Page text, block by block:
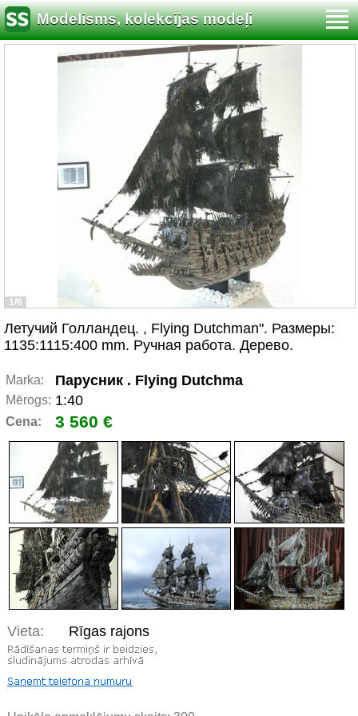
Modelisms, kolekcijas modeļi
1/6
Летучий Голландец. , Flying Dutchman". Размеры:
1135:1115:400 mm. Ручная работа. Дерево.
Marka: Парусник . Flying Dutchma
Mērogs: 1:40
Cena: 3 560 €
Vieta: Rīgas rajons